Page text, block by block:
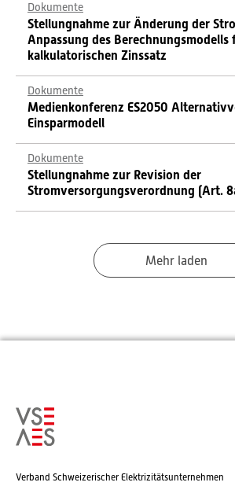
Dokumente
Stellungnahme zur Änderung der
Anpassung des Berechnungsmodells
kalkulatorischen Zinssatz
Dokumente
Medienkonferenz ES2050
Einsparmodell
Dokumente
Stellungnahme zur Revision der
Stromversorgungsverordnung (Art.
Mehr laden
Verband Schweizerischer Elektrizitätsunternehmen